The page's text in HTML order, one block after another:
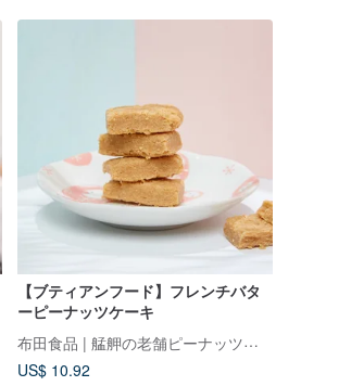
【ブティアンフード】フレンチバタ
ーピーナッツケーキ
布田食品 | 艋舺の老舗ピーナッツ菓子
US$ 10.92